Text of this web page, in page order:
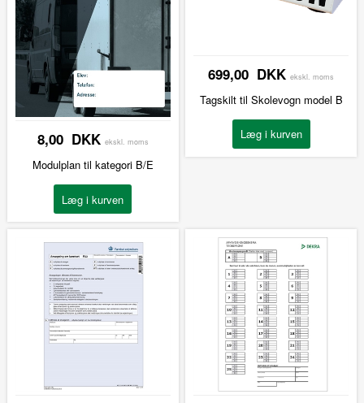
8,00 DKK ekskl. moms
Modulplan til kategori B/E
699,00 DKKekskl. moms
Tagskilt til Skolevogn model B